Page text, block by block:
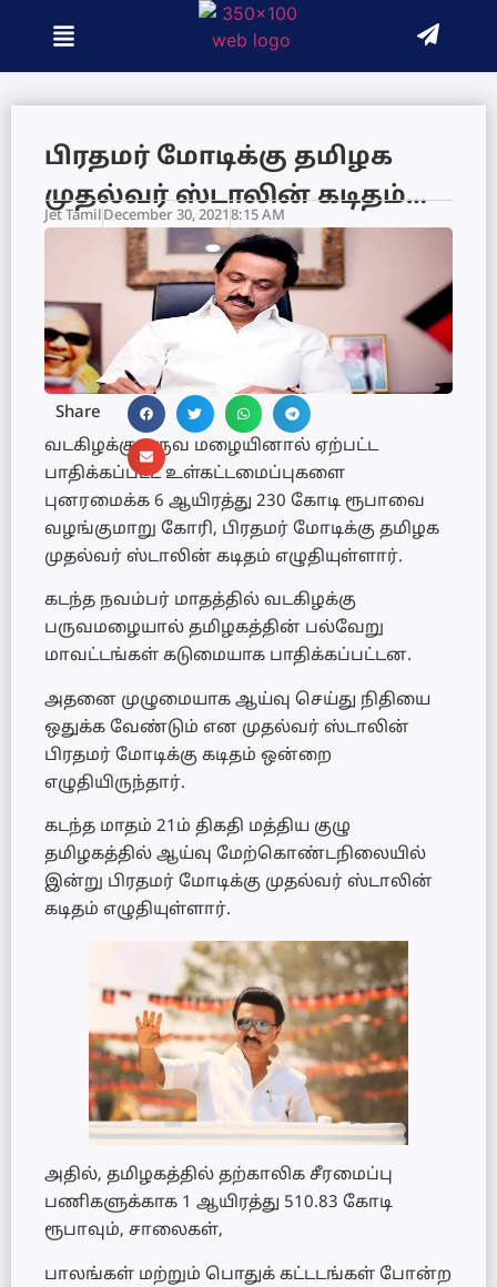
பிரதமர் மோடிக்கு தமிழக
முதல்வர் ஸ்டாலின் கடிதம்…
Jet TamilDecember 30, 20218:15 AM
Share
வடகிழக்கு பருவ மழையினால் ஏற்பட்ட
பாதிக்கப்பட்ட உள்கட்டமைப்புகளை
புனரமைக்க 6 ஆயிரத்து 230 கோடி ரூபாவை
வழங்குமாறு கோரி, பிரதமர் மோடிக்கு தமிழக
முதல்வர் ஸ்டாலின் கடிதம் எழுதியுள்ளார்.
கடந்த நவம்பர் மாதத்தில் வடகிழக்கு
பருவமழையால் தமிழகத்தின் பல்வேறு
மாவட்டங்கள் கடுமையாக பாதிக்கப்பட்டன.
அதனை முழுமையாக ஆய்வு செய்து நிதியை
ஒதுக்க வேண்டும் என முதல்வர் ஸ்டாலின்
பிரதமர் மோடிக்கு கடிதம் ஒன்றை
எழுதியிருந்தார்.
கடந்த மாதம் 21ம் திகதி மத்திய குழு
தமிழகத்தில் ஆய்வு மேற்கொண்டநிலையில்
இன்று பிரதமர் மோடிக்கு முதல்வர் ஸ்டாலின்
கடிதம் எழுதியுள்ளார்.
அதில், தமிழகத்தில் தற்காலிக சீரமைப்பு
பணிகளுக்காக 1 ஆயிரத்து 510.83 கோடி
ரூபாவும், சாலைகள்,
பாலங்கள் மற்றும் பொதுக் கட்டடங்கள் போன்ற